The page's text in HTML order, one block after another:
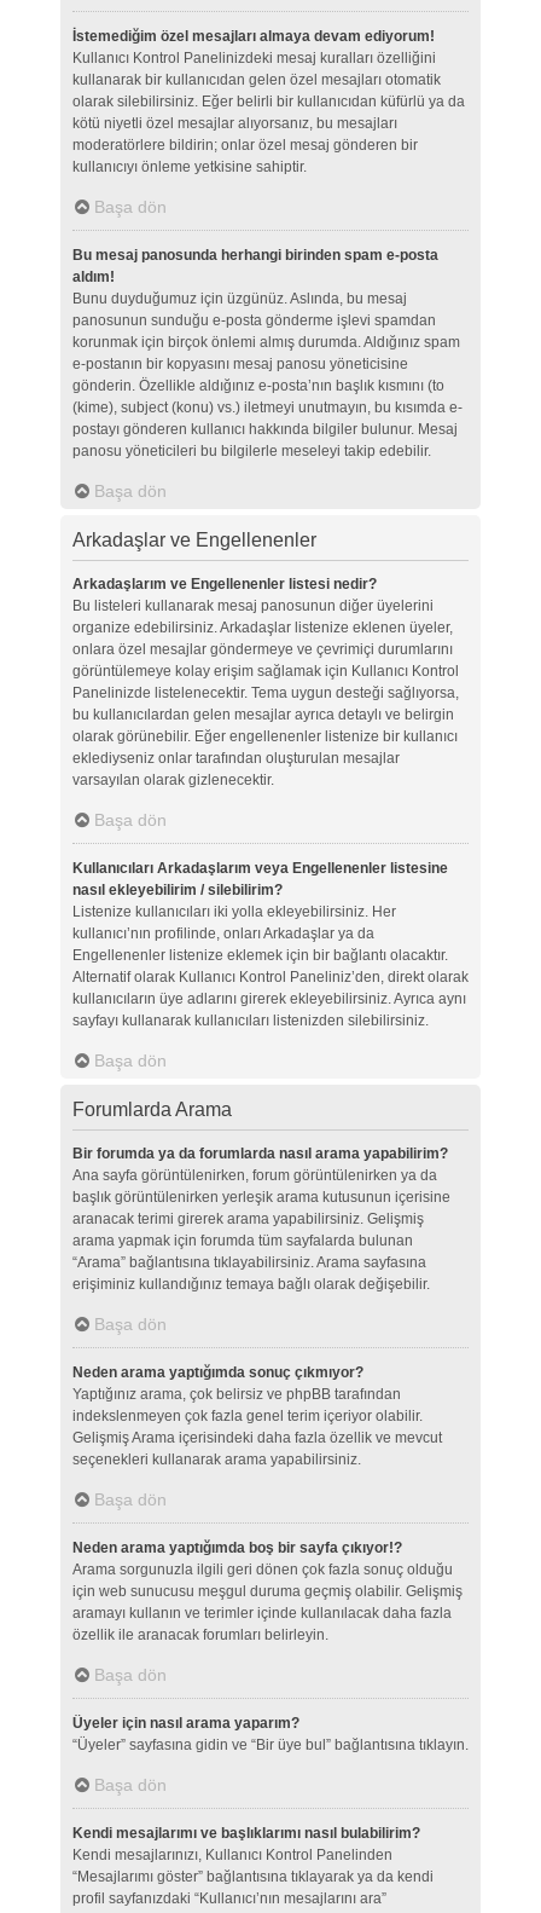
İstemediğim özel mesajları almaya devam ediyorum!
Kullanıcı Kontrol Panelinizdeki mesaj kuralları özelliğini
kullanarak bir kullanıcıdan gelen özel mesajları otomatik
olarak silebilirsiniz. Eğer belirli bir kullanıcıdan küfürlü ya da
kötü niyetli özel mesajlar alıyorsanız, bu mesajları
moderatörlere bildirin; onlar özel mesaj gönderen bir
kullanıcıyı önleme yetkisine sahiptir.
Başa dön
Bu mesaj panosunda herhangi birinden spam e-posta
aldım!
Bunu duyduğumuz için üzgünüz. Aslında, bu mesaj
panosunun sunduğu e-posta gönderme işlevi spamdan
korunmak için birçok önlemi almış durumda. Aldığınız spam
e-postanın bir kopyasını mesaj panosu yöneticisine
gönderin. Özellikle aldığınız e-posta’nın başlık kısmını (to
(kime), subject (konu) vs.) iletmeyi unutmayın, bu kısımda e-
postayı gönderen kullanıcı hakkında bilgiler bulunur. Mesaj
panosu yöneticileri bu bilgilerle meseleyi takip edebilir.
Başa dön
Arkadaşlar ve Engellenenler
Arkadaşlarım ve Engellenenler listesi nedir?
Bu listeleri kullanarak mesaj panosunun diğer üyelerini
organize edebilirsiniz. Arkadaşlar listenize eklenen üyeler,
onlara özel mesajlar göndermeye ve çevrimiçi durumlarını
görüntülemeye kolay erişim sağlamak için Kullanıcı Kontrol
Panelinizde listelenecektir. Tema uygun desteği sağlıyorsa,
bu kullanıcılardan gelen mesajlar ayrıca detaylı ve belirgin
olarak görünebilir. Eğer engellenenler listenize bir kullanıcı
eklediyseniz onlar tarafından oluşturulan mesajlar
varsayılan olarak gizlenecektir.
Başa dön
Kullanıcıları Arkadaşlarım veya Engellenenler listesine
nasıl ekleyebilirim / silebilirim?
Listenize kullanıcıları iki yolla ekleyebilirsiniz. Her
kullanıcı’nın profilinde, onları Arkadaşlar ya da
Engellenenler listenize eklemek için bir bağlantı olacaktır.
Alternatif olarak Kullanıcı Kontrol Paneliniz’den, direkt olarak
kullanıcıların üye adlarını girerek ekleyebilirsiniz. Ayrıca aynı
sayfayı kullanarak kullanıcıları listenizden silebilirsiniz.
Başa dön
Forumlarda Arama
Bir forumda ya da forumlarda nasıl arama yapabilirim?
Ana sayfa görüntülenirken, forum görüntülenirken ya da
başlık görüntülenirken yerleşik arama kutusunun içerisine
aranacak terimi girerek arama yapabilirsiniz. Gelişmiş
arama yapmak için forumda tüm sayfalarda bulunan
“Arama” bağlantısına tıklayabilirsiniz. Arama sayfasına
erişiminiz kullandığınız temaya bağlı olarak değişebilir.
Başa dön
Neden arama yaptığımda sonuç çıkmıyor?
Yaptığınız arama, çok belirsiz ve phpBB tarafından
indekslenmeyen çok fazla genel terim içeriyor olabilir.
Gelişmiş Arama içerisindeki daha fazla özellik ve mevcut
seçenekleri kullanarak arama yapabilirsiniz.
Başa dön
Neden arama yaptığımda boş bir sayfa çıkıyor!?
Arama sorgunuzla ilgili geri dönen çok fazla sonuç olduğu
için web sunucusu meşgul duruma geçmiş olabilir. Gelişmiş
aramayı kullanın ve terimler içinde kullanılacak daha fazla
özellik ile aranacak forumları belirleyin.
Başa dön
Üyeler için nasıl arama yaparım?
“Üyeler” sayfasına gidin ve “Bir üye bul” bağlantısına tıklayın.
Başa dön
Kendi mesajlarımı ve başlıklarımı nasıl bulabilirim?
Kendi mesajlarınızı, Kullanıcı Kontrol Panelinden
“Mesajlarımı göster” bağlantısına tıklayarak ya da kendi
profil sayfanızdaki “Kullanıcı’nın mesajlarını ara”